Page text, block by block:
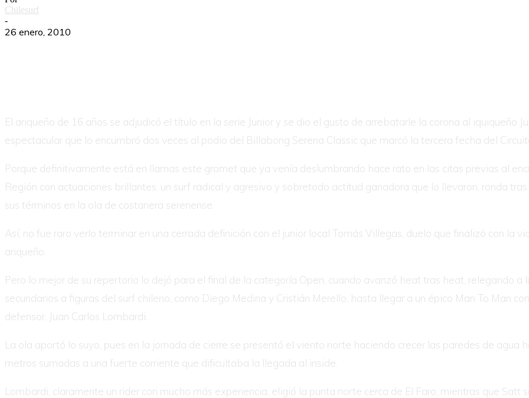
Chilesurf
-
26 enero, 2010
El ariqueño de 16 años se adjudicó el título en la serie Junior y se dio el gusto de arrebatarle la corona al iquiqueño
espectacular que lo encumbró dos veces al podio del Billabong Serena Classic que marcó la tercera fecha del
Porque definitivamente está en llamas este gromet que ya venía deslumbrando hace rato en las citas previas al
Región con actuaciones brillantes, un surf radical y agresivo y sobretodo actitud ganadora que lo llevaron, ronda
sus términos en la ola de costanera serenense.
Así, no fue raro verlo terminar en una cerrada definición con el junior local Tomás Villegas, duelo que finalizó con la
ariqueño.
Pero lo mejor de su repertorio lo dejó para el final de la categoría Open, cuando avanzó heat tras heat, relegando a
secundarios a figuras del surf chileno, como Diego Medina y Cristián Merello, hasta llegar a un épico Man To Man
defensor, Juan Carlos Lombardi.
La ola aportó lo suyo, pues en la jornada de cierre se presentó el viento norte haciendo crecer las paredes de agua
metros sumadas a una fuerte corriente que dificultaba la llegada al inside.
Lombardi, claramente un rider con mucho más experiencia, eligió la punta norte cerca de El Faro, mientras que Satt